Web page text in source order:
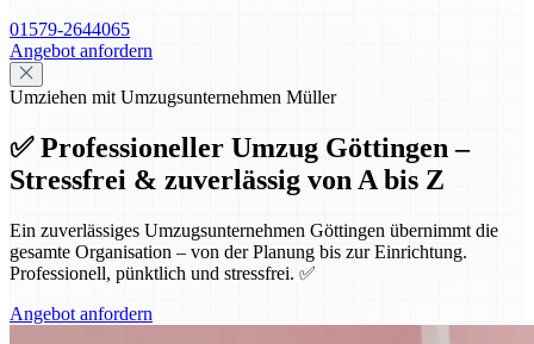
01579-2644065
Angebot anfordern
Umziehen mit Umzugsunternehmen Müller
✅ Professioneller Umzug Göttingen –
Stressfrei & zuverlässig von A bis Z
Ein zuverlässiges Umzugsunternehmen Göttingen übernimmt die
gesamte Organisation – von der Planung bis zur Einrichtung.
Professionell, pünktlich und stressfrei. ✅
Angebot anfordern